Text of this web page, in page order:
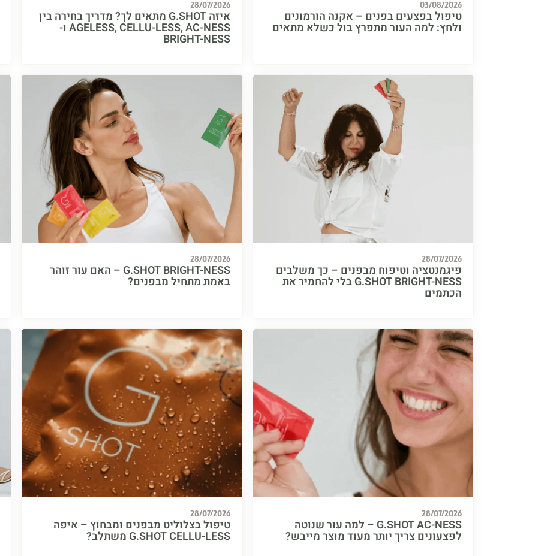
03/08/2026
טיפול בפצעים בפנים – אקנה הורמונים
ולחץ: למה העור מתפרץ בול כשלא מתאים
28/07/2026
איזה G.SHOT מתאים לך? מדריך בחירה בין
AGELESS, CELLU-LESS, AC-NESS ו-
BRIGHT-NESS
28/07/2026
פיגמנטציה וטיפוח מבפנים – כך משלבים
G.SHOT BRIGHT-NESS בלי להחמיר את
הכתמים
28/07/2026
G.SHOT BRIGHT-NESS – האם עור זוהר
באמת מתחיל מבפנים?
28/07/2026
G.SHOT AC-NESS – למה עור שנוטה
לפצעונים צריך יותר מעוד מוצר מייבש?
28/07/2026
טיפול בצלוליט מבפנים ומבחוץ – איפה
G.SHOT CELLU-LESS משתלב?